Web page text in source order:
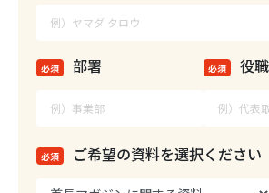
必須 部署 必須 役職
必須 ご希望の資料を選択ください